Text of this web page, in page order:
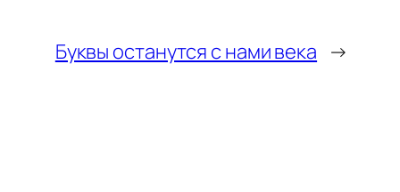
Буквы останутся с нами века →